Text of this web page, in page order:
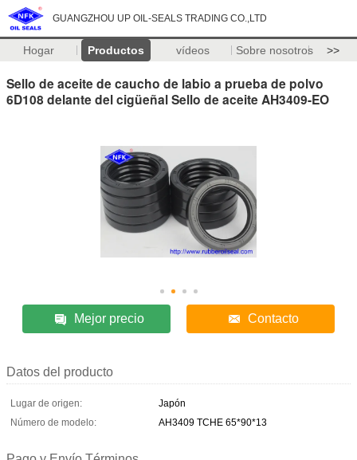
GUANGZHOU UP OIL-SEALS TRADING CO.,LTD
Hogar Productos vídeos Sobre nosotros >>
Sello de aceite de caucho de labio a prueba de polvo
6D108 delante del cigüeñal Sello de aceite AH3409-EO
Mejor precio Contacto
Datos del producto
Lugar de origen:
Japón
Número de modelo:
AH3409 TCHE 65*90*13